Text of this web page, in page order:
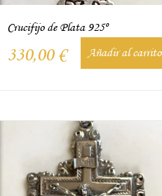
Crucifijo de Plata 925º
330,00 € Añadir al carrito